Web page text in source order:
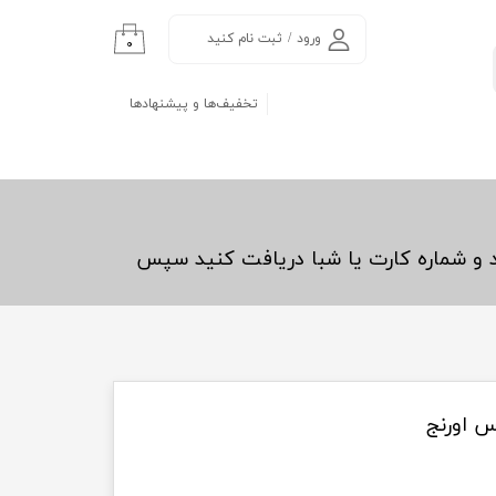
ورود / ثبت نام کنید
تغییر گذر واژه
۰
تخفیف‌ها و پیشنهادها
و شماره کارت یا شبا دریافت کنید سپس
اورنج